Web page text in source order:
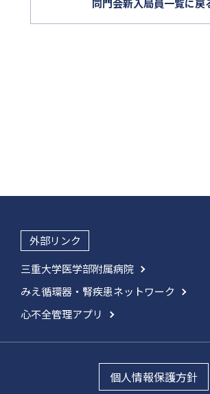
同門会新入局員一覧に戻
外部リンク
三重大学医学部附属病院
みえ循環器・腎疾患ネットワーク
心不全管理アプリ
個人情報保護方針